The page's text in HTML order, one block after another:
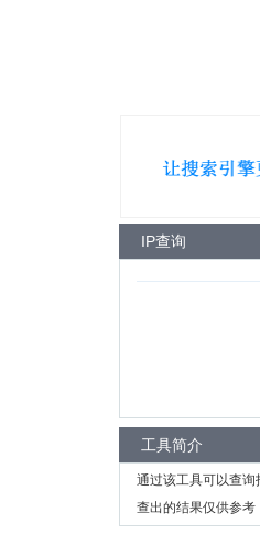
IP查询
工具简介
通过该工具可以查
查出的结果仅供参